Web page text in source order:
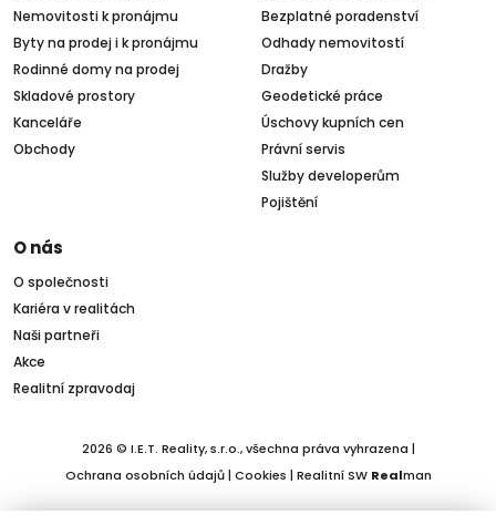
Nemovitosti k pronájmu
Byty na prodej i k pronájmu
Rodinné domy na prodej
Skladové prostory
Kanceláře
Obchody
Bezplatné poradenství
Odhady nemovitostí
Dražby
Geodetické práce
Úschovy kupních cen
Právní servis
Služby developerům
Pojištění
O nás
O společnosti
Kariéra v realitách
Naši partneři
Akce
Realitní zpravodaj
2026 © I.E.T. Reality, s.r.o., všechna práva vyhrazena |
Ochrana osobních údajů| Cookies | Realitní SW Realman